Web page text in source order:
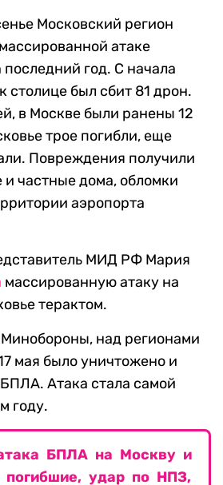
Московский регион
атаке
последний год. С начала
столице был сбит 81 дрон.
в Москве были ранены 12
трое погибли, еще
Повреждения получили
частные дома, обломки
аэропорта
МИД РФ Мария
массированную атаку на
терактом.
над регионами
мая было уничтожено и
Атака стала самой
году.
БПЛА на Москву и
погибшие, удар по НПЗ,